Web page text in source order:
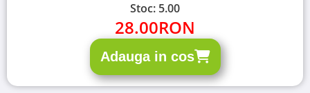
Stoc: 5.00
28.00RON
Adauga in cos